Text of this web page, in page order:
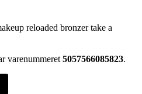
reloaded bronzer take a
varenummeret 5057566085823.